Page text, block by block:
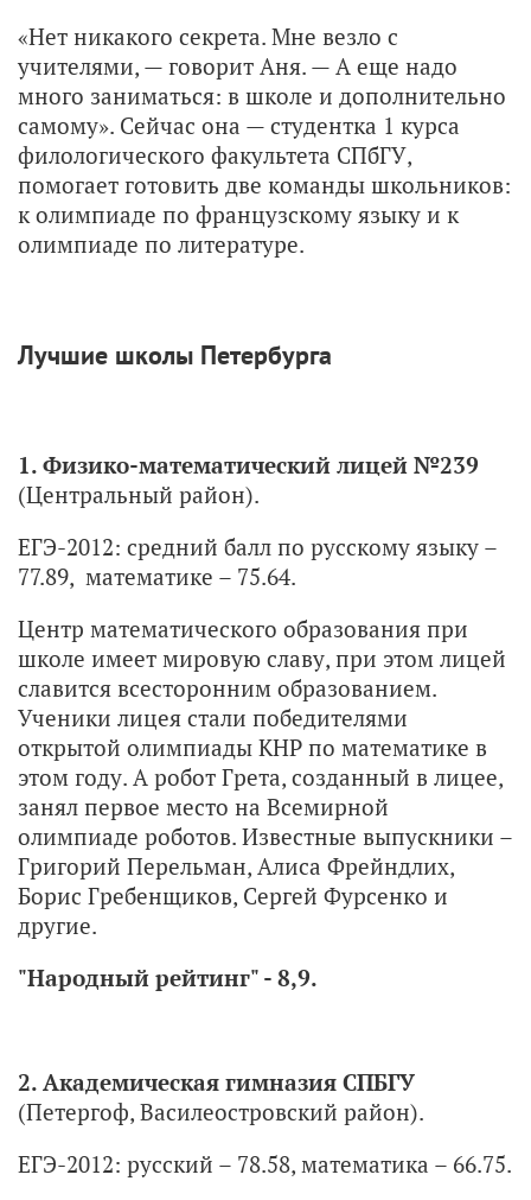
«Нет никакого секрета. Мне везло с
учителями, — говорит Аня. — А еще надо
много заниматься: в школе и дополнительно
самому». Сейчас она — студентка 1 курса
филологического факультета СПбГУ,
помогает готовить две команды школьников:
к олимпиаде по французскому языку и к
олимпиаде по литературе.
Лучшие школы Петербурга
1. Физико-математический лицей №239
(Центральный район).
ЕГЭ-2012: средний балл по русскому языку –
77.89, математике – 75.64.
Центр математического образования при
школе имеет мировую славу, при этом лицей
славится всесторонним образованием.
Ученики лицея стали победителями
открытой олимпиады КНР по математике в
этом году. А робот Грета, созданный в лицее,
занял первое место на Всемирной
олимпиаде роботов. Известные выпускники –
Григорий Перельман, Алиса Фрейндлих,
Борис Гребенщиков, Сергей Фурсенко и
другие.
"Народный рейтинг" - 8,9.
2. Академическая гимназия СПБГУ
(Петергоф, Василеостровский район).
ЕГЭ-2012: русский – 78.58, математика – 66.75.